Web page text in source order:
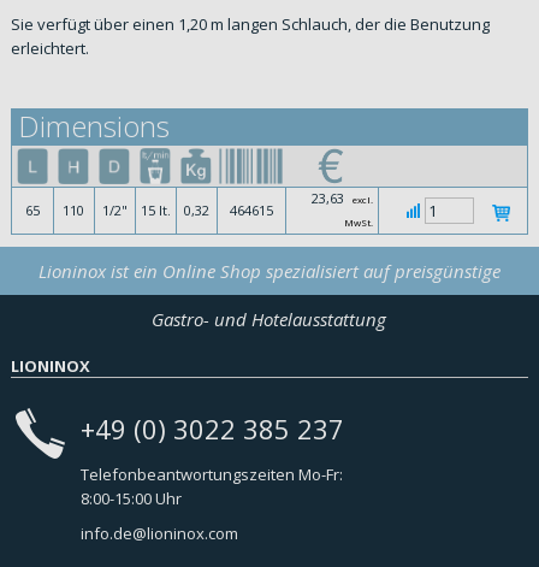
Sie verfügt über einen 1,20 m langen Schlauch, der die Benutzung
erleichtert.
Dimensions
65 110 1/2" 15 lt. 0,32 464615
23,63
excl.
MwSt.
Lioninox ist ein Online Shop spezialisiert auf preisgünstige
Gastro- und Hotelausstattung
LIONINOX
+49 (0) 3022 385 237
Telefonbeantwortungszeiten Mo-Fr:
8:00-15:00 Uhr
info.de@lioninox.com